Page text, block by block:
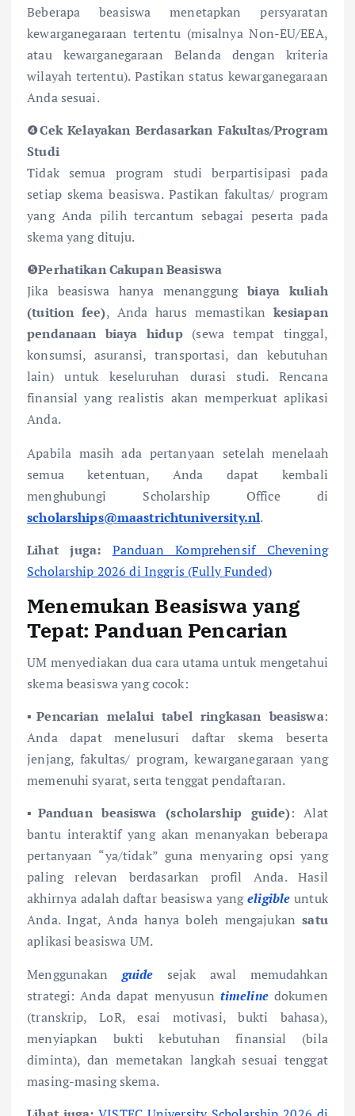
Beberapa beasiswa menetapkan persyaratan
kewarganegaraan tertentu (misalnya Non-EU/EEA,
atau kewarganegaraan Belanda dengan kriteria
wilayah tertentu). Pastikan status kewarganegaraan
Anda sesuai.
❹Cek Kelayakan Berdasarkan Fakultas/Program
Studi
Tidak semua program studi berpartisipasi pada
setiap skema beasiswa. Pastikan fakultas/ program
yang Anda pilih tercantum sebagai peserta pada
skema yang dituju.
❺Perhatikan Cakupan Beasiswa
Jika beasiswa hanya menanggungbiaya kuliah
(tuition fee), Anda harus memastikan kesiapan
pendanaan biaya hidup(sewa tempat tinggal,
konsumsi, asuransi, transportasi, dan kebutuhan
lain) untuk keseluruhan durasi studi. Rencana
finansial yang realistis akan memperkuat aplikasi
Anda.
Apabila masih ada pertanyaan setelah menelaah
semua ketentuan, Anda dapat kembali
menghubungi Scholarship Office di
scholarships@maastrichtuniversity.nl.
Lihat juga:
Panduan Komprehensif Chevening
Scholarship 2026 di Inggris (Fully Funded)
Menemukan Beasiswa yang
Tepat: Panduan Pencarian
UM menyediakan dua cara utama untuk mengetahui
skema beasiswa yang cocok:
▪Pencarian melalui tabel ringkasan beasiswa:
Anda dapat menelusuri daftar skema beserta
jenjang, fakultas/ program, kewarganegaraan yang
memenuhi syarat, serta tenggat pendaftaran.
▪ Panduan beasiswa (scholarship guide): Alat
bantu interaktif yang akan menanyakan beberapa
pertanyaan “ya/tidak” guna menyaring opsi yang
paling relevan berdasarkan profil Anda. Hasil
akhirnya adalah daftar beasiswa yangeligible untuk
Anda. Ingat, Anda hanya boleh mengajukansatu
aplikasi beasiswa UM.
Menggunakan guide sejak awal memudahkan
strategi: Anda dapat menyusun timelinedokumen
(transkrip, LoR, esai motivasi, bukti bahasa),
menyiapkan bukti kebutuhan finansial (bila
diminta), dan memetakan langkah sesuai tenggat
masing-masing skema.